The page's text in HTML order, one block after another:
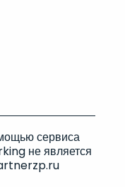
сервиса
не является